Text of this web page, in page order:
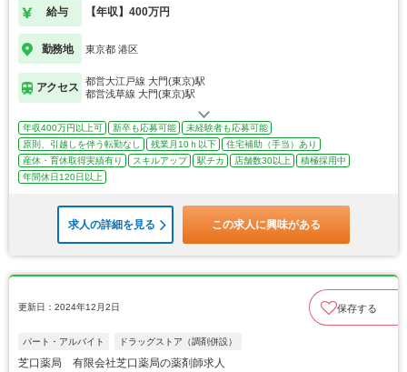
給与 【年収】400万円
勤務地 東京都 港区
アクセス
都営大江戸線 大門(東京)駅
都営浅草線 大門(東京)駅
年収400万円以上可 新卒も応募可能
未経験者も応募可能
原則、引越しを伴う転勤なし
残業月10ｈ以下
住宅補助（手当）あり
産休・育休取得実績有り
スキルアップ 駅チカ 店舗数30以上
積極採用中
年間休日120日以上
求人の詳細を見る この求人に興味がある
更新日：2024年12月2日 保存する
パート・アルバイト ドラッグストア（調剤併設）
芝口薬局 有限会社芝口薬局の薬剤師求人